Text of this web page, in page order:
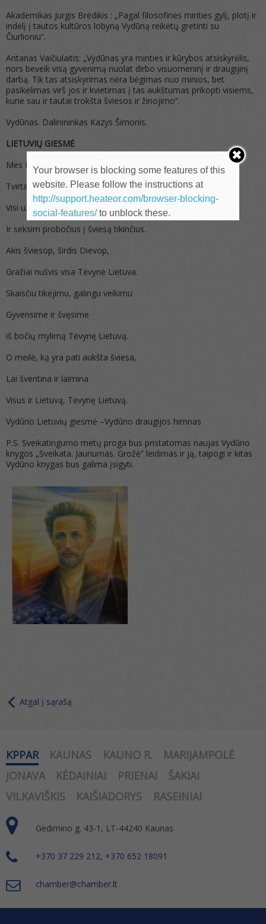
Akademikas Jurgis Brėdikis : „Pagal filosofinės minties gylį, plotį ir
indėlį į tautos kultūros lobyną Vydūną reikėtų gretinti su
Čiurlioniu“.
Antanas Vaičiulaitis: „Vydūnas yra minties ir kūrybos atsiskyrėlis,
nors beveik visą gyvenimą nuolat dirbo visuomeninį ir draugijinį
darbą. Tik tas atsiskyrimas nėra bėgimas nuo minios, bet
pasikėlimas virš jos ir kvietimas į tas aukštumas prikopti visiems,
kurie sau ir tautai trokšta šviesos ir žinojimo“.
Vydūnas. Dalinininkas Kazys Šimonis.
LIETUVIŲ GIESMĖ
Mes Lietuvos vaikai stovėsim vienširdžiai,
Tvirta dora, rankoj ranka
Visi už Lietuvą, Tėvynę Lietuvą.
Ir seksim probočius į šviesą tikinčius.
Akis šviesop, širdis Dievop,
Gražiai nušvis visa Tėvynė Lietuva.
Skaisčiu tikėjimu, galingu veikimu
Gyvensime ir švęsime
iš bočių mylimą Tėvynę Lietuvą.
O meilė, ką yra pati aukšta šviesa,
Lai šventina ir laimina
Visus ir Lietuvą, Tėvynę Lietuvą.
Vydūno Lietuvių giesmė –Vydūno draugijos himnas
P.S. Sveikatingumo metų proga bus pristatomas naujas Vydūno
knygos „Sveikata. Jaunumas. Grožė“ leidimas ir ją, taipogi ir kitas
Vydūno knygas bus galima įsigyti.
Atgal į sąrašą
KPPAR KAUNAS KAUNO R.
MARIJAMPOLĖ
JONAVA
KĖDAINIAI PRIENAI
ŠAKIAI
VILKAVIŠKIS
KAIŠIADORYS RASEINIAI
Gedimino g. 43-1, LT-44240 Kaunas
+370 37 229 212, +370 652 18091
chamber@chamber.lt
Your browser is blocking some features of this
website. Please follow the instructions at
http://support.heateor.com/browser-blocking-
social-features/to unblock these.